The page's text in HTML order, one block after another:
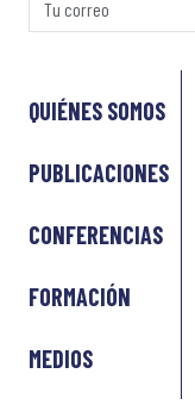
QUIÉNES SOMOS
PUBLICACIONES
CONFERENCIAS
FORMACIÓN
MEDIOS